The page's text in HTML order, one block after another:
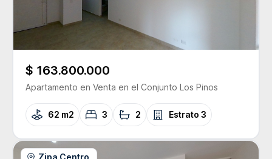
$ 163.800.000
Apartamento en Venta en el Conjunto Los Pinos
62 m2 3 2 Estrato 3
Zipa Centro